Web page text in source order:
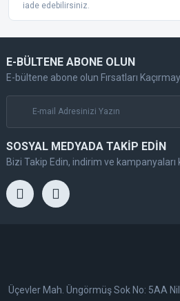
iade edebilirsiniz.
E-BÜLTENE ABONE OLUN
E-bültene abone olun Fırsatları
SOSYAL MEDYADA TAKİP EDİN
Bizi Takip Edin, indirim ve kampanyaları
Üçevler Mah. Üngörmüş Sok No: 5AA